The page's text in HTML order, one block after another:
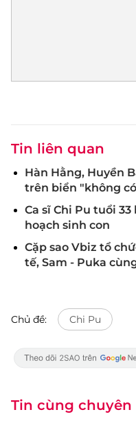
Tin liên quan
Hàn Hằng, Huyền
trên biển "không
Ca sĩ Chi Pu tuổi
hoạch sinh con
Cặp sao Vbiz tổ
tế, Sam - Puka
Chủ đề: Chi Pu
Tin cùng chuyên